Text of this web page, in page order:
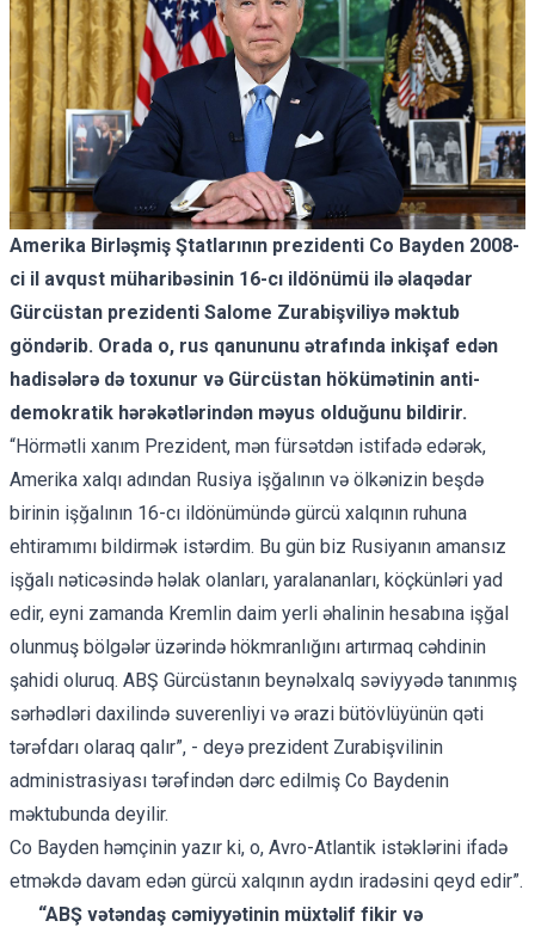
Amerika Birləşmiş Ştatlarının prezidenti Co Bayden 2008-
ci il avqust müharibəsinin 16-cı ildönümü ilə əlaqədar
Gürcüstan prezidenti Salome Zurabişviliyə məktub
göndərib. Orada o, rus qanununu ətrafında inkişaf edən
hadisələrə də toxunur və Gürcüstan hökümətinin anti-
demokratik hərəkətlərindən məyus olduğunu bildirir.
“Hörmətli xanım Prezident, mən fürsətdən istifadə edərək,
Amerika xalqı adından Rusiya işğalının və ölkənizin beşdə
birinin işğalının 16-cı ildönümündə gürcü xalqının ruhuna
ehtiramımı bildirmək istərdim. Bu gün biz Rusiyanın amansız
işğalı nəticəsində həlak olanları, yaralananları, köçkünləri yad
edir, eyni zamanda Kremlin daim yerli əhalinin hesabına işğal
olunmuş bölgələr üzərində hökmranlığını artırmaq cəhdinin
şahidi oluruq. ABŞ Gürcüstanın beynəlxalq səviyyədə tanınmış
sərhədləri daxilində suverenliyi və ərazi bütövlüyünün qəti
tərəfdarı olaraq qalır”, - deyə prezident Zurabişvilinin
administrasiyası tərəfindən dərc edilmiş Co Baydenin
məktubunda deyilir.
Co Bayden həmçinin yazır ki, o, Avro-Atlantik istəklərini ifadə
etməkdə davam edən gürcü xalqının aydın iradəsini qeyd edir”.
“ABŞ vətəndaş cəmiyyətinin müxtəlif fikir və